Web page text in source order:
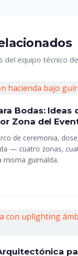
del equipo técnico de
Bodas: Ideas
Zona del
de ceremonia,
— cuatro zonas,
misma guirnalda.